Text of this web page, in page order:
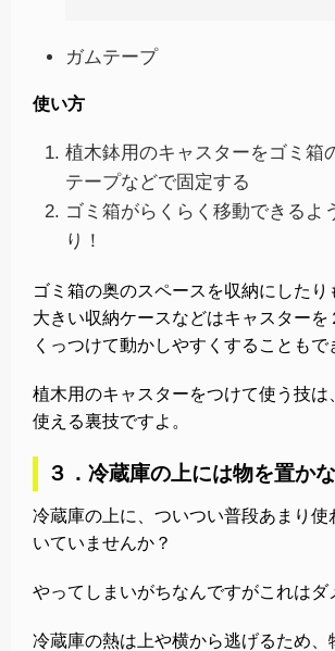
ガムテープ
使い方
植木鉢用のキャスターをゴミ箱
テープなどで固定する
ゴミ箱がらくらく移動できるよ
り！
ゴミ箱の奥のスペースを収納にしたり
大きい収納ケースなどはキャスターを
くっつけて動かしやすくすることもで
植木用のキャスターをつけて使う技は
使える裏技ですよ。
３．冷蔵庫の上には物を置か
冷蔵庫の上に、ついつい普段あまり使
いていませんか？
やってしまいがちなんですがこれはダ
冷蔵庫の熱は上や横から逃げるため、